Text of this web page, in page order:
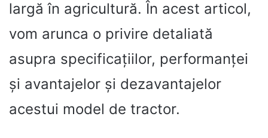
largă în agricultură. În acest articol,
vom arunca o privire detaliată
asupra specificațiilor, performanței
și avantajelor și dezavantajelor
acestui model de tractor.